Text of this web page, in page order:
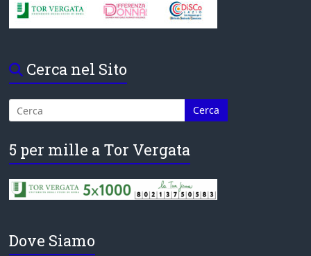
Cerca nel Sito
5 per mille a Tor Vergata
Dove Siamo